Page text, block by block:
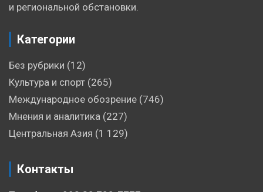
и региональной обстановки.
Категории
Без рубрики (12)
Культура и спорт (265)
Международное обозрение (746)
Мнения и аналитика (227)
Центральная Азия (1 129)
Контакты